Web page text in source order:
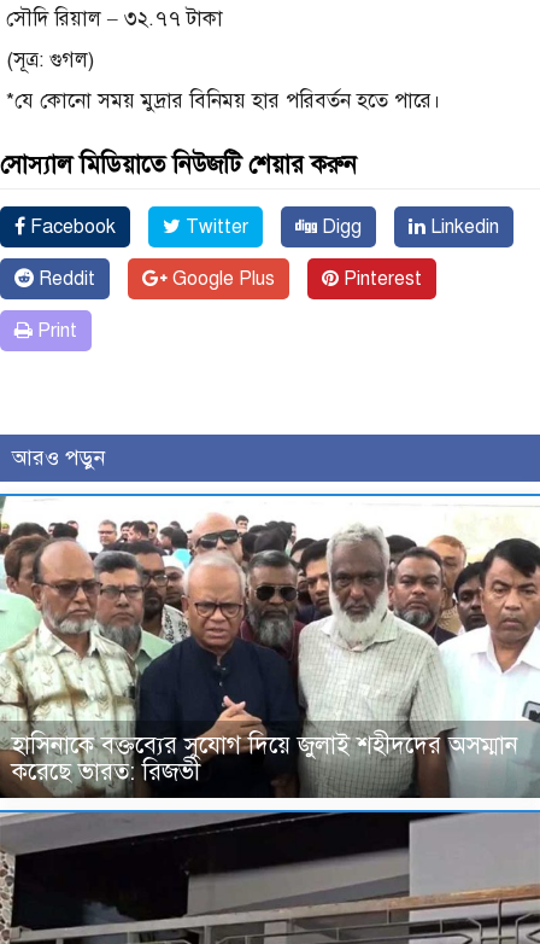
সৌদি রিয়াল – ৩২.৭৭ টাকা
(সূত্র: গুগল)
*যে কোনো সময় মুদ্রার বিনিময় হার পরিবর্তন হতে পারে।
সোস্যাল মিডিয়াতে নিউজটি শেয়ার করুন
Facebook Twitter Digg Linkedin
Reddit Google Plus Pinterest
Print
আরও পড়ুন
হাসিনাকে বক্তব্যের সুযোগ দিয়ে জুলাই শহীদদের অসম্মান
করেছে ভারত: রিজভী